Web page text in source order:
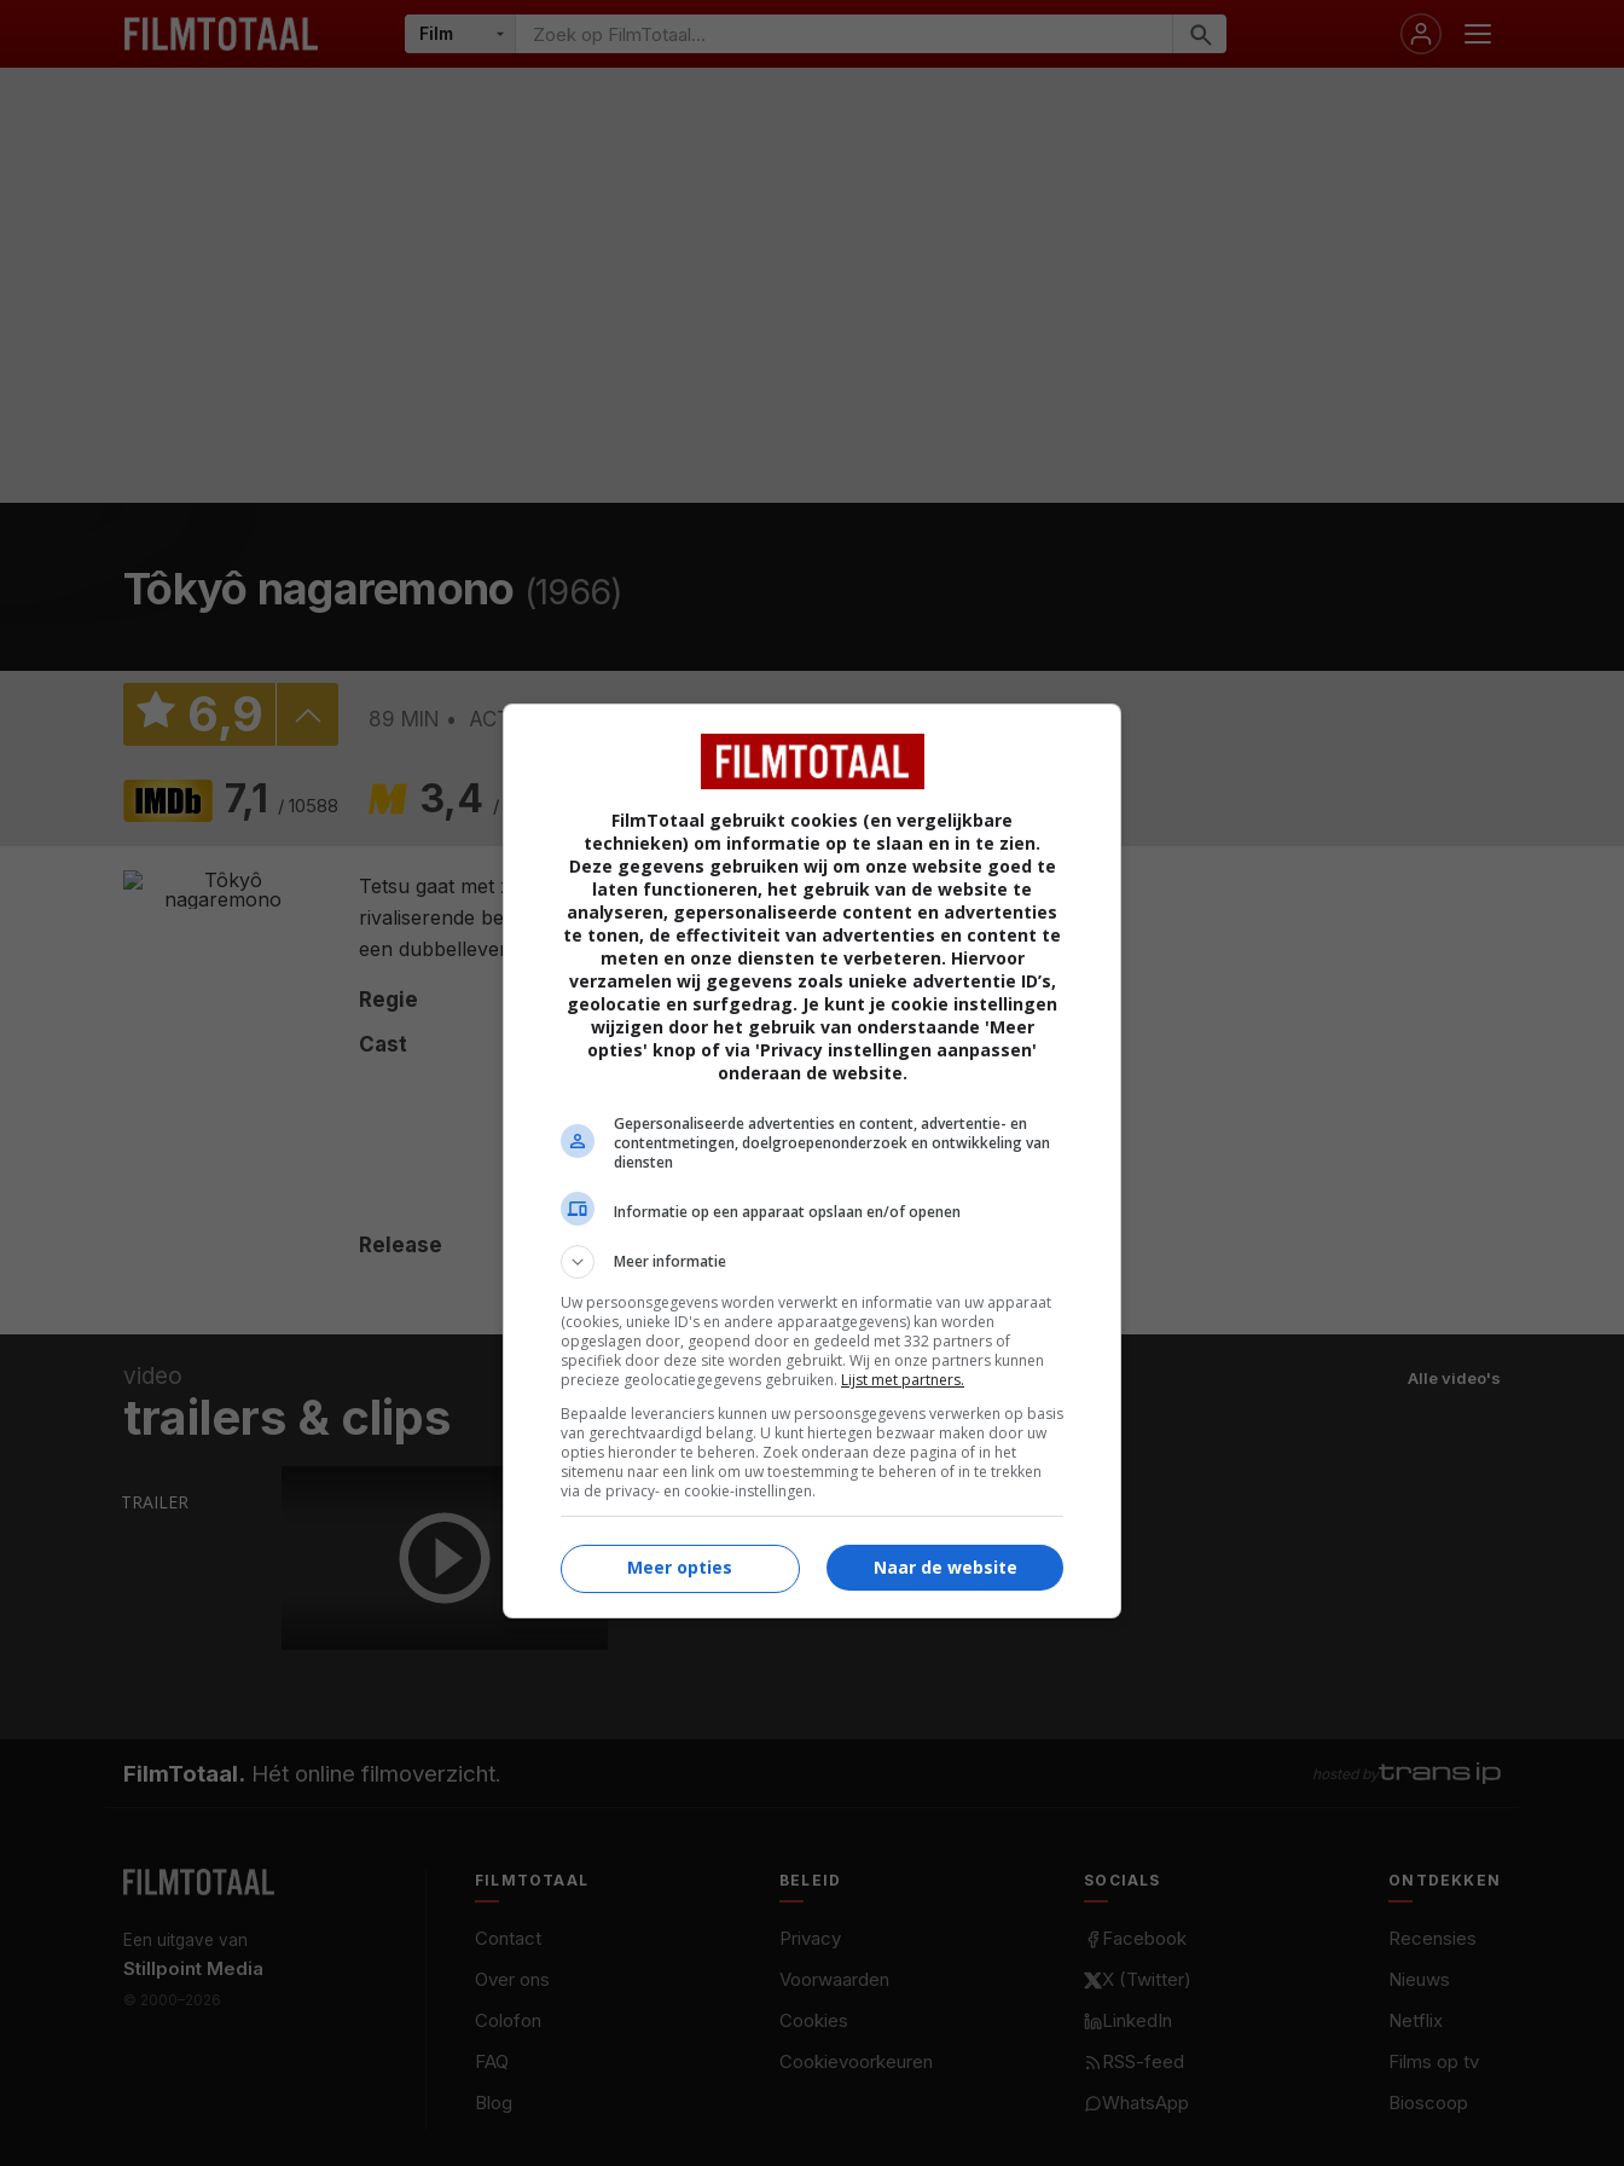
Tôkyô nagaremono (1966)
6,9 89 MIN ACTIE
7,1 / 10588 3,4 / 170
Tetsu gaat met zijn Yakuza-baas het rechte pad betreden. Als een
rivaliserende bende echter met een bende-oorlog dreigt, begint Tetsu
een dubbelleven om de druk van zijn oude baas af te houden.
Regie Seijun Suzuki.
Cast
Chieko Matsubara,Michio Hino,Isao
Kosuke Hisamatsu,Hiroshi
Ryuji Kita,Tsuyoshi Yoshida,Hideaki Esumi,
Tamio Kawaji
Shuntaro Tamamura
Hiroshi Cho
Release
10.04.1966
video
trailers & clips
TRAILER
Alle video's
FilmTotaal. Hét online filmoverzicht. hosted by
Een uitgave van
Stillpoint Media
© 2000–2026
FILMTOTAAL
Contact
Over ons
Colofon
FAQ
Blog
BELEID
Privacy
Voorwaarden
Cookies
Cookievoorkeuren
SOCIALS
Facebook
X (Twitter)
LinkedIn
RSS-feed
WhatsApp
ONTDEKKEN
Recensies
Nieuws
Netflix
Films op tv
Bioscoop
FilmTotaal gebruikt cookies (en vergelijkbare
technieken) om informatie op te slaan en in te zien.
Deze gegevens gebruiken wij om onze website goed te
laten functioneren, het gebruik van de website te
analyseren, gepersonaliseerde content en advertenties
te tonen, de effectiviteit van advertenties en content te
meten en onze diensten te verbeteren. Hiervoor
verzamelen wij gegevens zoals unieke advertentie ID’s,
geolocatie en surfgedrag. Je kunt je cookie instellingen
wijzigen door het gebruik van onderstaande 'Meer
opties' knop of via 'Privacy instellingen aanpassen'
onderaan de website.
Gepersonaliseerde advertenties en content, advertentie- en
contentmetingen, doelgroepenonderzoek en ontwikkeling van
diensten
Informatie op een apparaat opslaan en/of openen
Meer informatie
Uw persoonsgegevens worden verwerkt en informatie van uw apparaat
(cookies, unieke ID's en andere apparaatgegevens) kan worden
opgeslagen door, geopend door en gedeeld met 332 partners of
specifiek door deze site worden gebruikt. Wij en onze partners kunnen
precieze geolocatiegegevens gebruiken. Lijst met partners.
Bepaalde leveranciers kunnen uw persoonsgegevens verwerken op basis
van gerechtvaardigd belang. U kunt hiertegen bezwaar maken door uw
opties hieronder te beheren. Zoek onderaan deze pagina of in het
sitemenu naar een link om uw toestemming te beheren of in te trekken
via de privacy- en cookie-instellingen.
Naar de website
Meer opties